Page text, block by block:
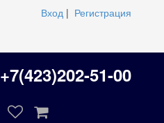
Вход | Регистрация
+7(423)202-51-00